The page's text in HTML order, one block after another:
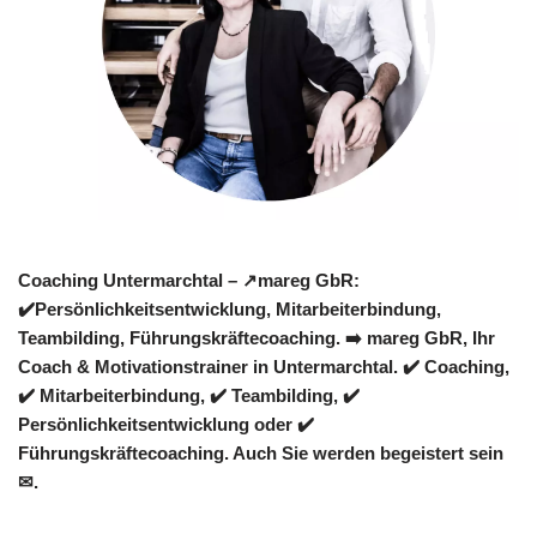
Coaching Untermarchtal – ↗️mareg GbR:
✔️Persönlichkeitsentwicklung, Mitarbeiterbindung,
Teambilding, Führungskräftecoaching. ➡️ mareg GbR, Ihr
Coach & Motivationstrainer in Untermarchtal. ✔️ Coaching,
✔️ Mitarbeiterbindung, ✔️ Teambilding, ✔️
Persönlichkeitsentwicklung oder ✔️
Führungskräftecoaching. Auch Sie werden begeistert sein
✉.